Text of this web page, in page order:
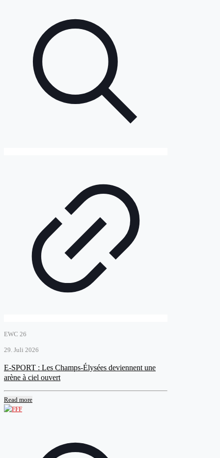
EWC 26
29. Juli 2026
E-SPORT : Les Champs-Élysées deviennent une
arène à ciel ouvert
Read more